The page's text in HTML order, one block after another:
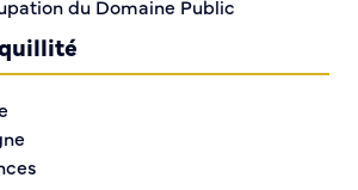
des villes de France, la commune
être soumise à divers risques
naturels (inondation et cavités
(industrielle ou liés
du Domaine Public